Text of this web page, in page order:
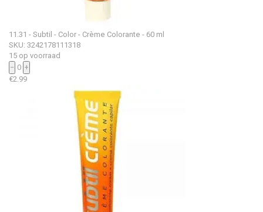
11.31 - Subtil - Color - Crème Colorante - 60 ml
SKU: 3242178111318
15 op voorraad
− 0 +
€2.99